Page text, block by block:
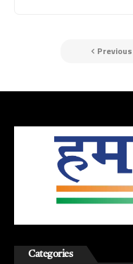
Previous
Categories